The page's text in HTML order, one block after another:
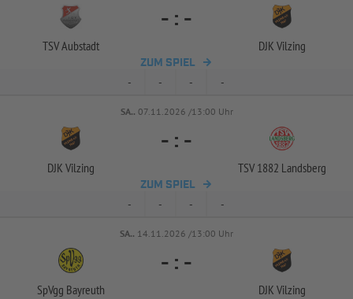
TSV Aubstadt
- : -
DJK Vilzing
ZUM SPIEL
- - - -
SA.. 07.11.2026 /13:00 Uhr
DJK Vilzing
- : -
TSV 1882 Landsberg
ZUM SPIEL
- - - -
SA.. 14.11.2026 /13:00 Uhr
SpVgg Bayreuth
- : -
DJK Vilzing